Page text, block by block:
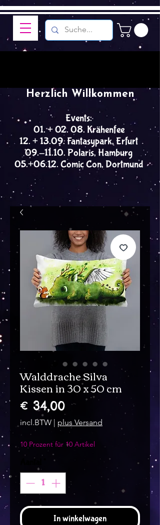
Events:
01. + 02. 08. Krähenfee
12. + 13.09. Fantasypark, Erfurt
09.-11.10. Polaris, Hamburg
05.+06.12. Comic Con, Dortmund
Herzlich Willkommen
Walddrache Silva
Kissen in 30 x 50 cm
€ 34,00Prijs
incl.BTW | plus Versand
10 Prozent für 10 Artikel
In winkelwagen